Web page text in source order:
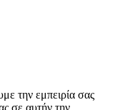
την εμπειρία σας
σε αυτήν την